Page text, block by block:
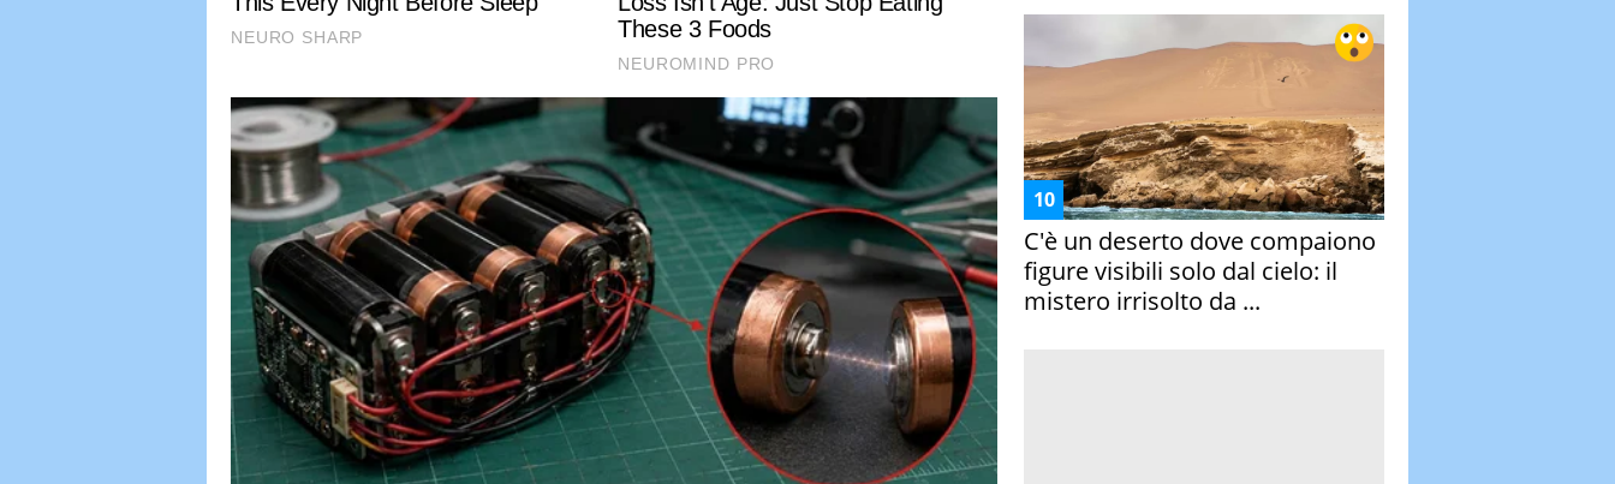
C'è un deserto dove compaiono
figure visibili solo dal cielo: il
mistero irrisolto da ...